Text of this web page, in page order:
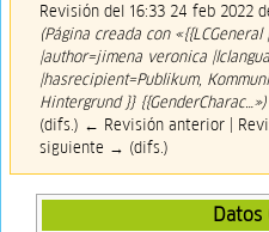
Revisión del 16:33 24 feb 2022
(Página creada con
|author=jimena veronica
|hasrecipient=Publikum,
Hintergrund }} {{GenderCharac…»)
(difs.) ← Revisión anterior |
siguiente → (difs.)
Datos